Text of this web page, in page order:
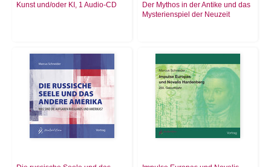
Kunst und/oder KI, 1 Audio-CD
Der Mythos in der Antike und das
Mysterienspiel der Neuzeit